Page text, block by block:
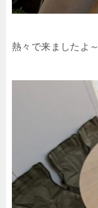
熱々で来ましたよ～